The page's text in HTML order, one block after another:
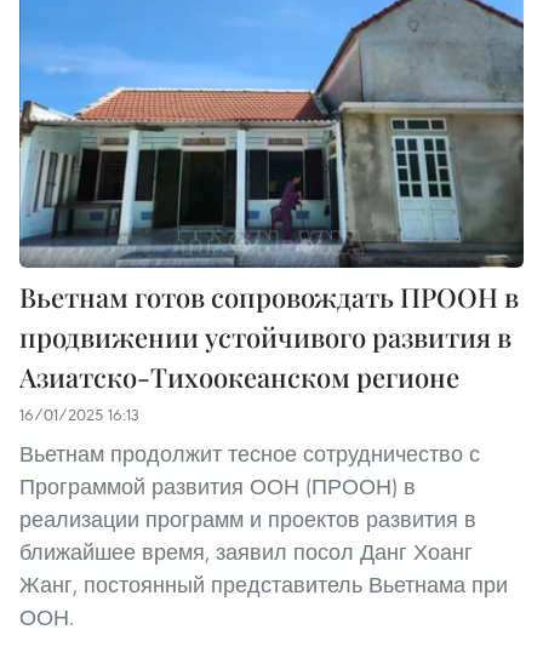
Вьетнам готов сопровождать ПРООН в
продвижении устойчивого развития в
Азиатско-Тихоокеанском регионе
16/01/2025 16:13
Вьетнам продолжит тесное сотрудничество с
Программой развития ООН (ПРООН) в
реализации программ и проектов развития в
ближайшее время, заявил посол Данг Хоанг
Жанг, постоянный представитель Вьетнама при
ООН.